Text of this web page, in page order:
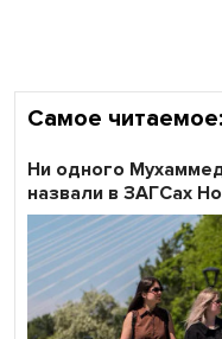
Самое читаемое:
Ни одного
назвали в ЗАГСах